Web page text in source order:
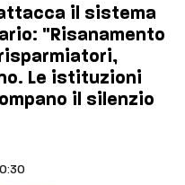
il sistema
"Risanamento
Le istituzioni
il silenzio